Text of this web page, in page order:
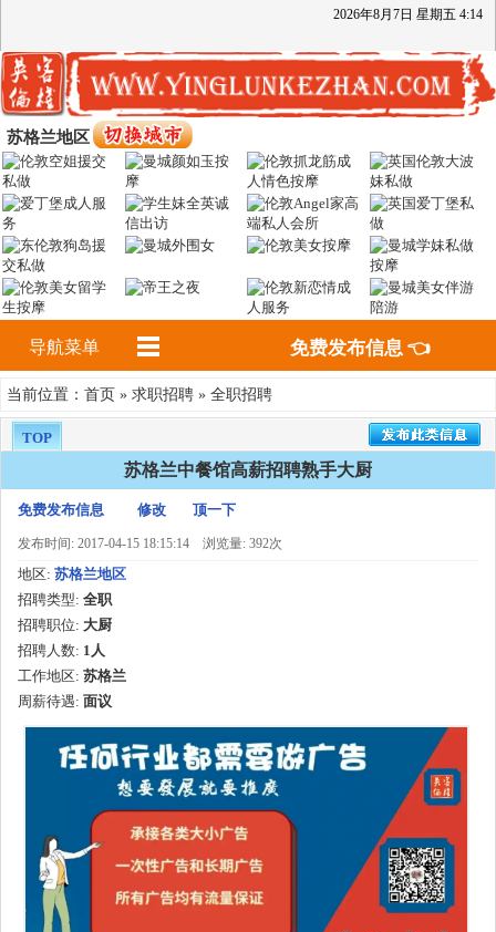
2026年8月 7日 星期五 4:14
苏格兰地区
导航菜单 免费发布信息 👈
当前位置： 首页 » 求职招聘 » 全职招聘
TOP
苏格兰中餐馆高薪招聘熟手大厨
免费发布信息 修改 顶一下
发布时间: 2017-04-15 18:15:14 浏览量: 392次
地区: 苏格兰地区
招聘类型: 全职
招聘职位: 大厨
招聘人数: 1人
工作地区: 苏格兰
周薪待遇: 面议